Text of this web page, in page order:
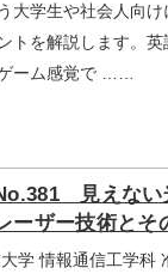
大学生や社会人向け
トを解説します。
ーム感覚で ……
見えない
ーザー技術とそ
学 情報通信工学科